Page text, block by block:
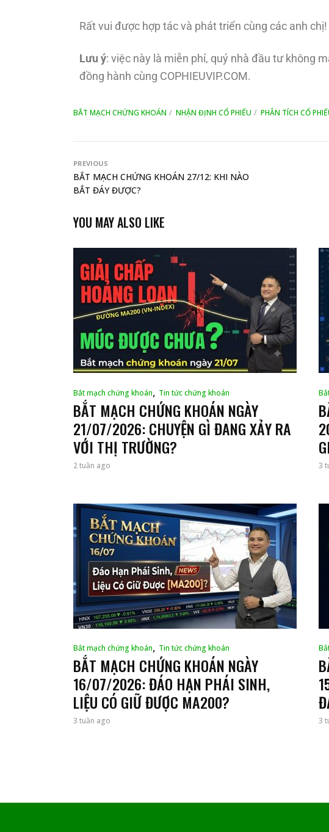
Rất vui được hợp tác và phát triển cùng các anh chị!
Lưu ý: việc này là miễn phí, quý nhà đầu tư không
đồng hành cùng COPHIEUVIP.COM.
BẮT MẠCH CHỨNG KHOÁN NHẬN ĐỊNH CỔ PHIẾU PHÂN TÍCH CỔ
PREVIOUS
BẮT MẠCH CHỨNG KHOÁN 27/12: KHI NÀO
BẮT ĐÁY ĐƯỢC?
YOU MAY ALSO LIKE
Bắt mạch chứng khoán, Tin tức chứng khoán
BẮT MẠCH CHỨNG KHOÁN NGÀY
21/07/2026: CHUYỆN GÌ ĐANG XẢY RA
VỚI THỊ TRƯỜNG?
2 tuần ago 3
Bắt mạch chứng khoán, Tin tức chứng khoán
BẮT MẠCH CHỨNG KHOÁN NGÀY
16/07/2026: ĐÁO HẠN PHÁI SINH,
LIỆU CÓ GIỮ ĐƯỢC MA200?
3 tuần ago 3